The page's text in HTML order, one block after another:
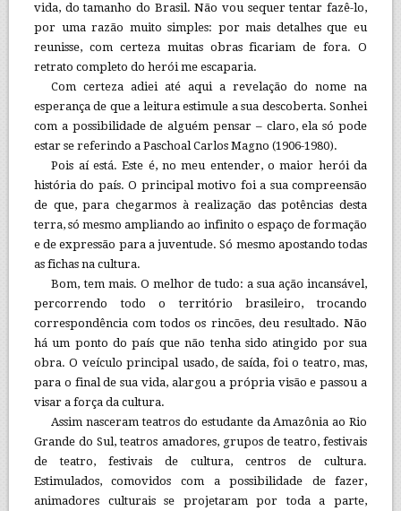
vida, do tamanho do Brasil. Não vou sequer tentar fazê-lo,
por uma razão muito simples: por mais detalhes que eu
reunisse, com certeza muitas obras ficariam de fora. O
retrato completo do herói me escaparia.
Com certeza adiei até aqui a revelação do nome na
esperança de que a leitura estimule a sua descoberta. Sonhei
com a possibilidade de alguém pensar – claro, ela só pode
estar se referindo a Paschoal Carlos Magno (1906-1980).
Pois aí está. Este é, no meu entender, o maior herói da
história do país. O principal motivo foi a sua compreensão
de que, para chegarmos à realização das potências desta
terra, só mesmo ampliando ao infinito o espaço de formação
e de expressão para a juventude. Só mesmo apostando todas
as fichas na cultura.
Bom, tem mais. O melhor de tudo: a sua ação incansável,
percorrendo todo o território brasileiro, trocando
correspondência com todos os rincões, deu resultado. Não
há um ponto do país que não tenha sido atingido por sua
obra. O veículo principal usado, de saída, foi o teatro, mas,
para o final de sua vida, alargou a própria visão e passou a
visar a força da cultura.
Assim nasceram teatros do estudante da Amazônia ao Rio
Grande do Sul, teatros amadores, grupos de teatro, festivais
de teatro, festivais de cultura, centros de cultura.
Estimulados, comovidos com a possibilidade de fazer,
animadores culturais se projetaram por toda a parte,